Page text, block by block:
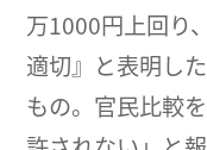
万1000円上回り
適切』と表明し
もの。官民比較